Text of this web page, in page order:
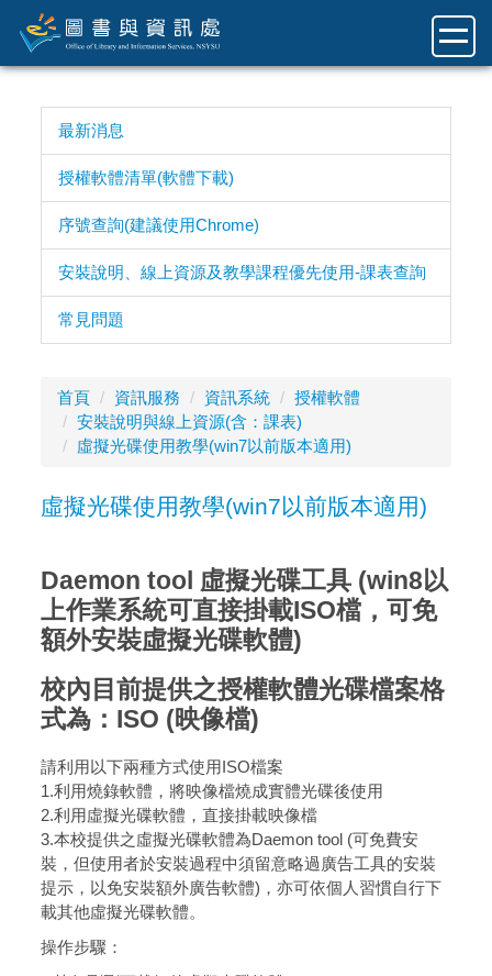
到
主
最新消息
授權軟體清單(軟體下載)
序號查詢(建議使用Chrome)
安裝說明、線上資源及教學課程優先使用-課表查詢
常見問題
首頁 資訊服務 資訊系統
授權軟體
安裝說明與線上資源(含：課表)
虛擬光碟使用教學(win7以前版本適用)
虛擬光碟使用教學(win7以前版本適用)
Daemon tool 虛擬光碟工具 (win8以
上作業系統可直接掛載ISO檔，可免
額外安裝虛擬光碟軟體)
校內目前提供之授權軟體光碟檔案格
式為：ISO (映像檔)
請利用以下兩種方式使用ISO檔案
1.利用燒錄軟體，將映像檔燒成實體光碟後使用
2.利用虛擬光碟軟體，直接掛載映像檔
3.本校提供之虛擬光碟軟體為Daemon tool (可免費安
裝，但使用者於安裝過程中須留意略過廣告工具的安裝
提示，以免安裝額外廣告軟體)，亦可依個人習慣自行下
載其他虛擬光碟軟體。
操作步驟：